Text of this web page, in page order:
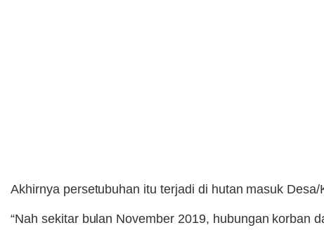
Akhirnya persetubuhan itu terjadi di hutan masuk
“Nah sekitar bulan November 2019, hubungan korban